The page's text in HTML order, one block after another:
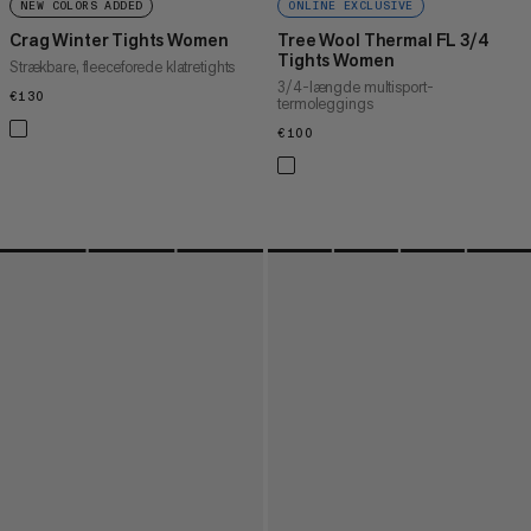
NEW COLORS ADDED
Crag Winter Tights Women
Strækbare, fleeceforede klatretights
€130
ONLINE EXCLUSIVE
Tree Wool Thermal FL 3/4
Tights Women
3/4-længde multisport-
termoleggings
€100